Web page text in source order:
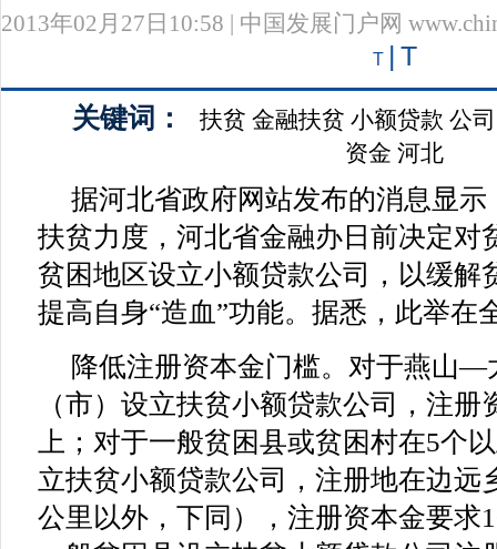
2013年02月27日10:58 | 中国发展门户网
T T
关键词： 扶贫 金融扶贫 小额贷款 公司
资金 河北
据河北省政府网站发布的消息显
扶贫力度，河北省金融办日前决定对
贫困地区设立小额贷款公司，以缓解
提高自身“造血”功能。据悉，此举在
降低注册资本金门槛。对于燕山—
（市）设立扶贫小额贷款公司，注册
上；对于一般贫困县或贫困村在5个
立扶贫小额贷款公司，注册地在边远
公里以外，下同），注册资本金要求